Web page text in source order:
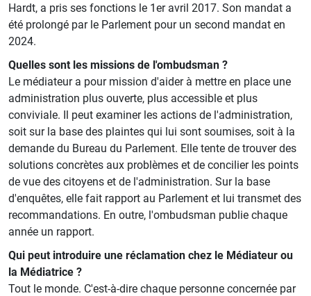
Hardt, a pris ses fonctions le 1er avril 2017. Son mandat a
été prolongé par le Parlement pour un second mandat en
2024.
Quelles sont les missions de l'ombudsman ?
Le médiateur a pour mission d'aider à mettre en place une
administration plus ouverte, plus accessible et plus
conviviale. Il peut examiner les actions de l'administration,
soit sur la base des plaintes qui lui sont soumises, soit à la
demande du Bureau du Parlement. Elle tente de trouver des
solutions concrètes aux problèmes et de concilier les points
de vue des citoyens et de l'administration. Sur la base
d'enquêtes, elle fait rapport au Parlement et lui transmet des
recommandations. En outre, l'ombudsman publie chaque
année un rapport.
Qui peut introduire une réclamation chez le Médiateur ou
la Médiatrice ?
Tout le monde. C'est-à-dire chaque personne concernée par